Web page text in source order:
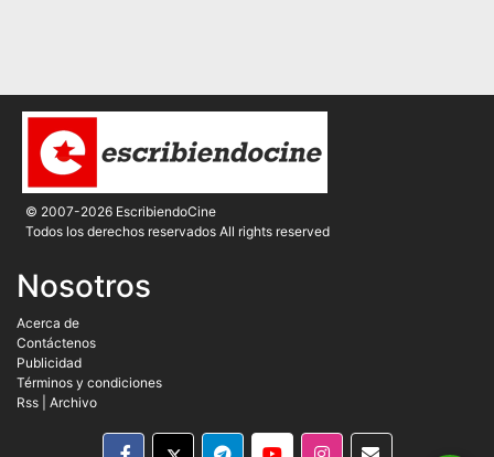
© 2007-2026 EscribiendoCine
Todos los derechos reservados All rights reserved
Nosotros
Acerca de
Contáctenos
Publicidad
Términos y condiciones
Rss
Archivo